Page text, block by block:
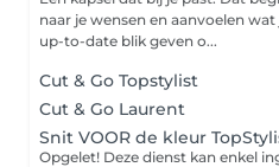
naar je wensen en aanvoelen wat jij wil. Van daaruit
up-to-date blik geven o...
Cut & Go Topstylist
Cut & Go Laurent
Snit VOOR de kleur